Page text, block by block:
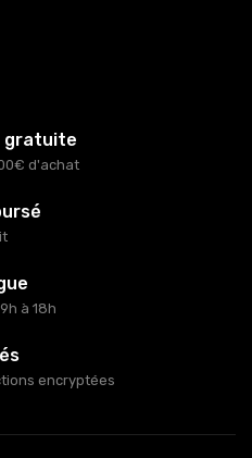
gratuite
d'achat
à 18h
encryptées